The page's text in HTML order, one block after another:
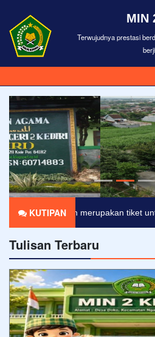
MIN
Terwujudnya prestasi
KUTIPAN
merupakan tiket untuk masa
Tulisan Terbaru